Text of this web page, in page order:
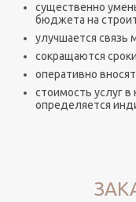
существенно
бюджета на
улучшается
сокращаются
оперативно
стоимость услуг
определяется